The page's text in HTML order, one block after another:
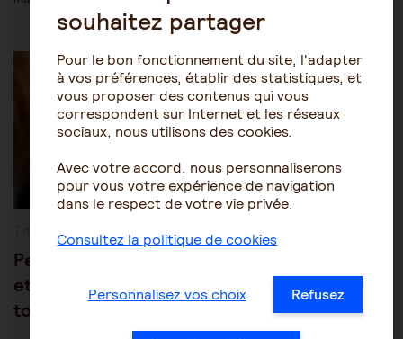
Category:
Être accompagné au quotidien Maintien à domicile
publiée :
Personnes accompagnées, proches aidants
et professionnels : un ménage à trois pas
toujours évident !
souhaitez partager
Pour le bon fonctionnement du site, l'adapter
à vos préférences, établir des statistiques, et
vous proposer des contenus qui vous
correspondent sur Internet et les réseaux
sociaux, nous utilisons des cookies.
Avec votre accord, nous personnaliserons
pour vous votre expérience de navigation
dans le respect de votre vie privée.
Consultez la politique de cookies
Personnalisez vos choix Refusez